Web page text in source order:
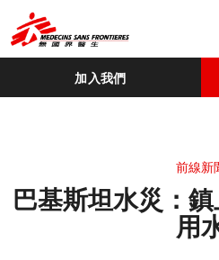
加入我們
前線新
巴基斯坦水災：
用